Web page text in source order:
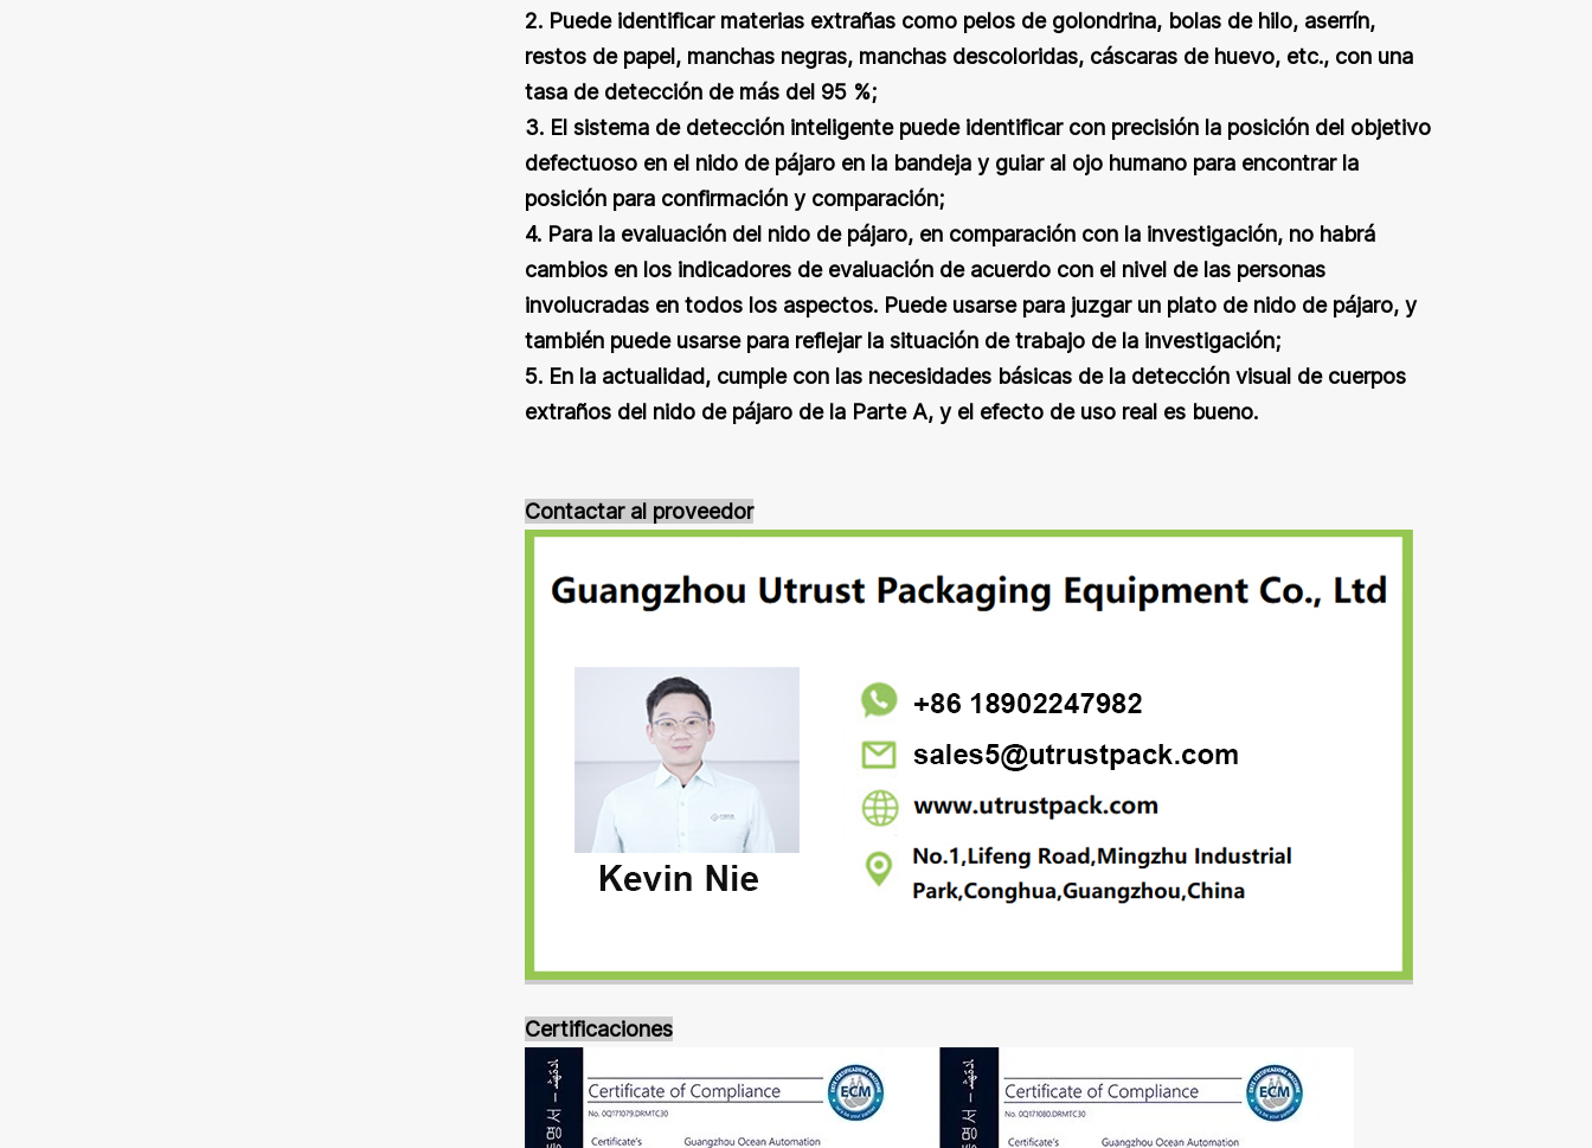
2. Puede identificar materias extrañas como pelos de golondrina, bolas de hilo, aserrín,
restos de papel, manchas negras, manchas descoloridas, cáscaras de huevo, etc., con una
tasa de detección de más del 95 %;
3. El sistema de detección inteligente puede identificar con precisión la posición del objetivo
defectuoso en el nido de pájaro en la bandeja y guiar al ojo humano para encontrar la
posición para confirmación y comparación;
4. Para la evaluación del nido de pájaro, en comparación con la investigación, no habrá
cambios en los indicadores de evaluación de acuerdo con el nivel de las personas
involucradas en todos los aspectos. Puede usarse para juzgar un plato de nido de pájaro, y
también puede usarse para reflejar la situación de trabajo de la investigación;
5. En la actualidad, cumple con las necesidades básicas de la detección visual de cuerpos
extraños del nido de pájaro de la Parte A, y el efecto de uso real es bueno.
Contactar al proveedor
Certificaciones